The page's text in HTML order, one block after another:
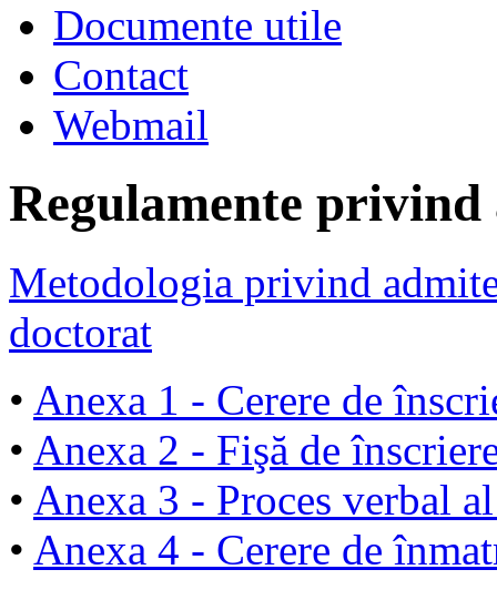
Documente utile
Contact
Webmail
Regulamente
Metodologia privind
doctorat
• Anexa 1 - Cerere de
• Anexa 2 - Fişă de
• Anexa 3 - Proces verbal
• Anexa 4 - Cerere de